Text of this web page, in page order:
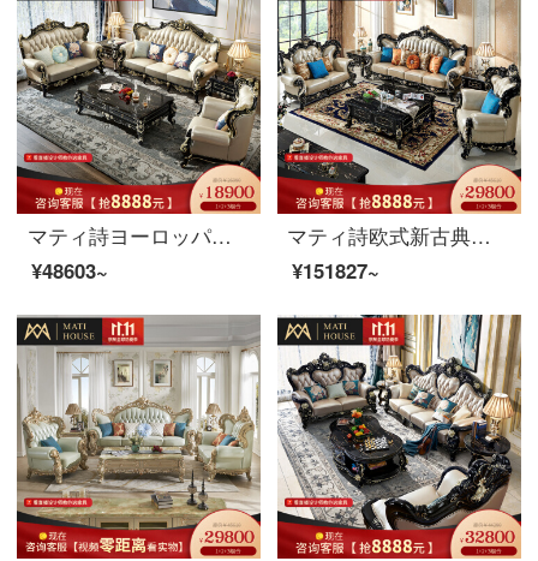
マティ詩ヨーロッパ式の木のソファーアメリカ式の後、現代本革客間セット家具123木の古典的な黒い牛皮のソファーのシングルルームです。
¥48603~
マティ詩欧式新古典ソファクラウン実木本革客間家具豪華セットバートン・鴻冠ソファ【3人位】
¥151827~